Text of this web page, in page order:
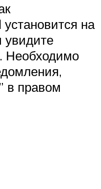
на
Необходимо
в правом